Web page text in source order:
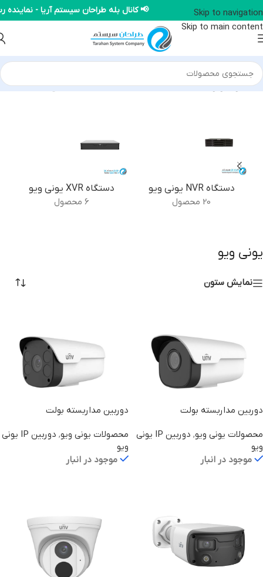
Skip to navigation
Skip to main content
📢 کانال بله طراحان سیستم آریا -
خانه/یونی ویو نمایش همه 4 نتیجه
دستگاه NVR یونی ویو
20 محصول
دستگاه XVR یونی ویو
6 محصول
یونی ویو
نمایش ستون
دوربین مداربسته بولت
محصولات یونی ویو,
دوربین IP یونی
ویو
موجود در انبار
دوربین مداربسته بولت
محصولات یونی ویو,
دوربین IP یونی
ویو
موجود در انبار